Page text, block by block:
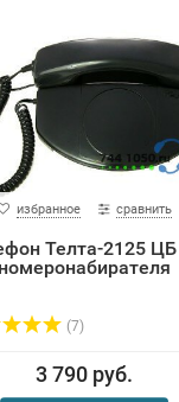
избранное сравнить
Телта-2125 ЦБ
(7)
3 790 руб.